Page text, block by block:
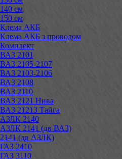
140 см
150 см
Клема АКБ
Клема АКБ з проводом
Комплект
ВАЗ 2101
ВАЗ 2105-2107
ВАЗ 2103-2106
ВАЗ 2108
ВАЗ 2110
ВАЗ 2121 Нива
ВАЗ 21213 Тайга
АЗЛК 2140
АЗЛК 2141 (дв ВАЗ)
2141 (дв АЗЛК)
ГАЗ 2410
ГАЗ 3110